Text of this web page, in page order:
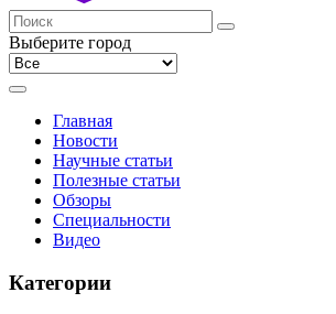
Выберите город
Главная
Новости
Научные статьи
Полезные статьи
Обзоры
Специальности
Видео
Категории